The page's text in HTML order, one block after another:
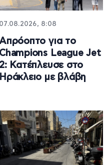
07.08.2026, 8:08
για το
Champions League Jet
2: Κατέπλευσε στο
Ηράκλειο με βλάβη